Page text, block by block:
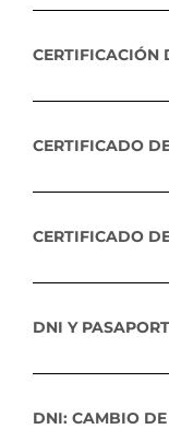
CERTIFICACIÓN
CERTIFICADO
CERTIFICADO
DNI Y
DNI: CAMBIO